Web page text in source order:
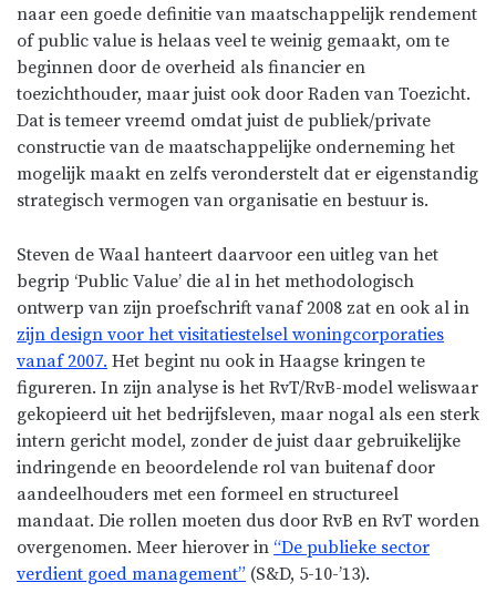
naar een goede definitie van maatschappelijk rendement
of public value is helaas veel te weinig gemaakt, om te
beginnen door de overheid als financier en
toezichthouder, maar juist ook door Raden van Toezicht.
Dat is temeer vreemd omdat juist de publiek/private
constructie van de maatschappelijke onderneming het
mogelijk maakt en zelfs veronderstelt dat er eigenstandig
strategisch vermogen van organisatie en bestuur is.
Steven de Waal hanteert daarvoor een uitleg van het
begrip ‘Public Value’ die al in het methodologisch
ontwerp van zijn proefschrift vanaf 2008 zat en ook al in
zijn design voor het visitatiestelsel woningcorporaties
vanaf 2007. Het begint nu ook in Haagse kringen te
figureren. In zijn analyse is het RvT/RvB-model weliswaar
gekopieerd uit het bedrijfsleven, maar nogal als een sterk
intern gericht model, zonder de juist daar gebruikelijke
indringende en beoordelende rol van buitenaf door
aandeelhouders met een formeel en structureel
mandaat. Die rollen moeten dus door RvB en RvT worden
overgenomen. Meer hierover in “De publieke sector
verdient goed management” (S&D, 5-10-’13).